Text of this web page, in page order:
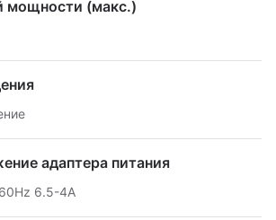
мощности (макс.)
адаптера питания
6.5-4A